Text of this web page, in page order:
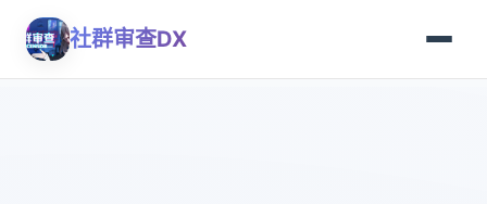
社群审查DX